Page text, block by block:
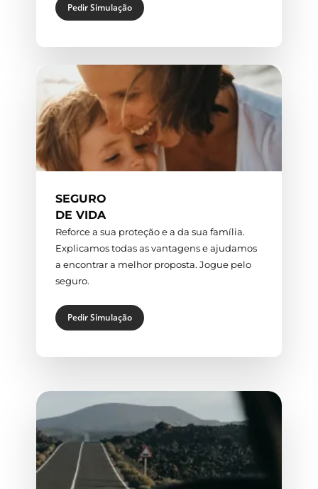
Pedir Simulação
SEGURO
DE VIDA
Reforce a sua proteção e a da sua família.
Explicamos todas as vantagens e ajudamos
a encontrar a melhor proposta. Jogue pelo
seguro.
Pedir Simulação